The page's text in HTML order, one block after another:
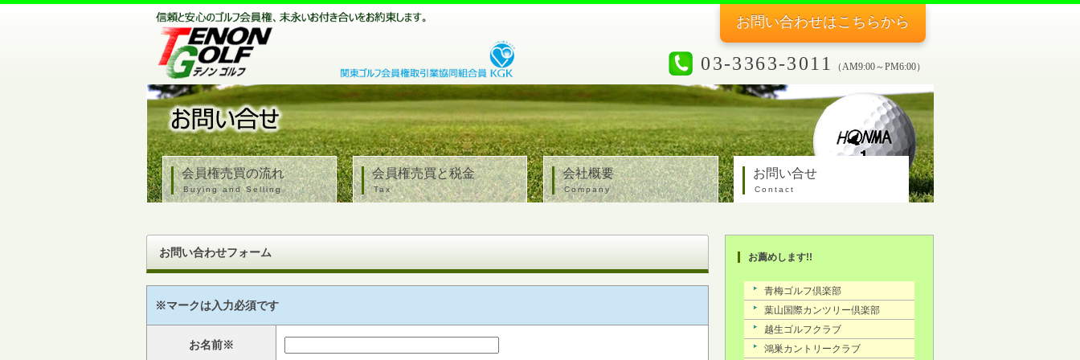
03-3363-3011 （AM9:00～PM6:00）
お問い合わせはこちらから
会員権売買の流れ
Buying and Selling
会員権売買と税金
Tax
会社概要
Company
お問い合せ
Contact
お問い合わせフォーム
※マークは入力必須です
お名前※
お薦めします!!